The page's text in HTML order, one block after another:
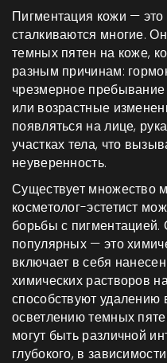
Пигментация кожи — это
сталкиваются многие.
темных пятен на коже,
разным причинам:
чрезмерное
или возрастные
появляться на лице,
участках тела, что
неуверенность.
Существует множество
косметолог-эстетист
борьбы с
популярных — это
включает в себя
химических растворов
способствуют удалению
осветлению темных
могут быть различной
глубокого, в